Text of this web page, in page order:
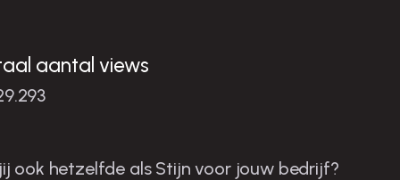
aantal views
ook hetzelfde als Stijn voor jouw bedrijf?